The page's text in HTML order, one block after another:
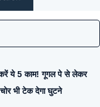
करें ये 5 काम! गूगल पे से लेकर
भी टेक देगा घुटने